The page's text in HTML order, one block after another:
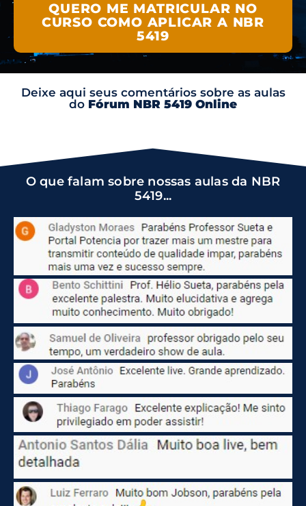
QUERO ME MATRICULAR NO
CURSO COMO APLICAR A NBR
5419
Deixe aqui seus comentários sobre as aulas
do Fórum NBR 5419 Online
O que falam sobre nossas aulas da NBR
5419...